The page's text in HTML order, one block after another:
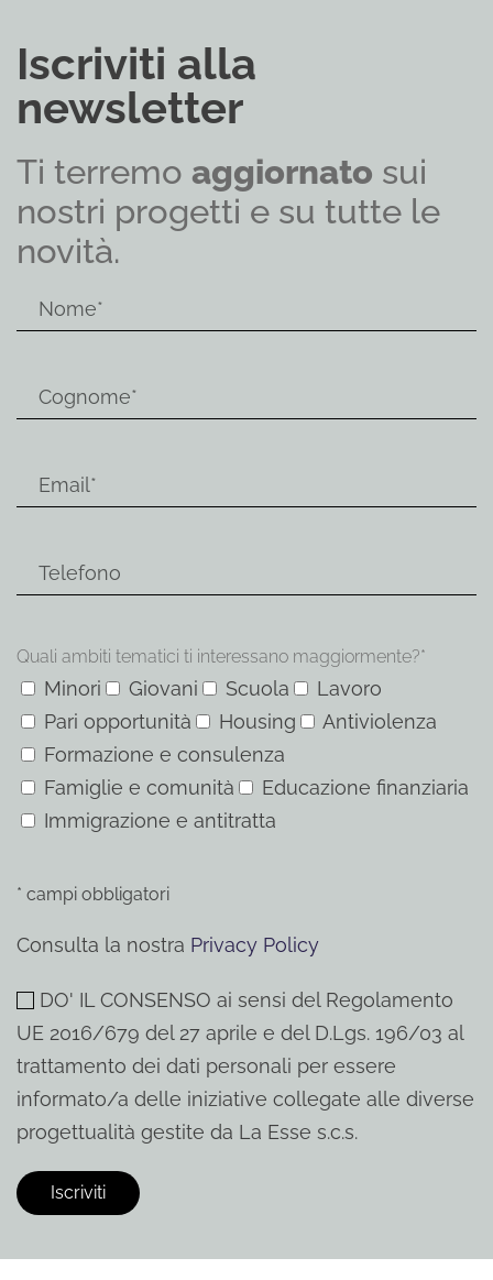
Iscriviti alla
newsletter
Ti terremo aggiornato sui
nostri progetti e su tutte le
novità.
Quali ambiti tematici ti interessano maggiormente?*
Minori Giovani Scuola
Lavoro
Pari opportunità
Housing
Antiviolenza
Formazione e consulenza
Famiglie e comunità
Educazione finanziaria
Immigrazione e antitratta
* campi obbligatori
Consulta la nostra Privacy Policy
DO' IL CONSENSO ai sensi del Regolamento
UE 2016/679 del 27 aprile e del D.Lgs. 196/03 al
trattamento dei dati personali per essere
informato/a delle iniziative collegate alle diverse
progettualità gestite da La Esse s.c.s.